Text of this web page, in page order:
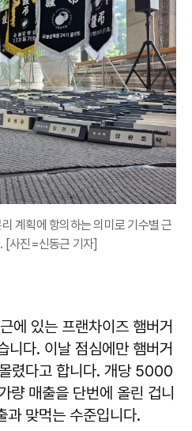
계획에 항의하는 의미로 기수별 근
[사진=신동근 기자]
에 있는 프랜차이즈 햄버거
니다. 이날 점심에만 햄버거
렸다고 합니다. 개당 5000
매출을 단번에 올린 겁니
과 맞먹는 수준입니다.